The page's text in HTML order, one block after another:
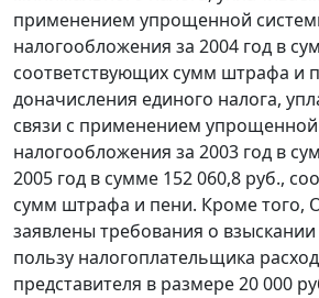
применением упрощенной
налогообложения за 2004 год в
соответствующих сумм штрафа и
доначисления единого налога,
связи с применением
налогообложения за 2003 год в
2005 год в сумме 152 060,8 руб.,
сумм штрафа и пени. Кроме того,
заявлены требования о
пользу налогоплательщика
представителя в размере 20 000